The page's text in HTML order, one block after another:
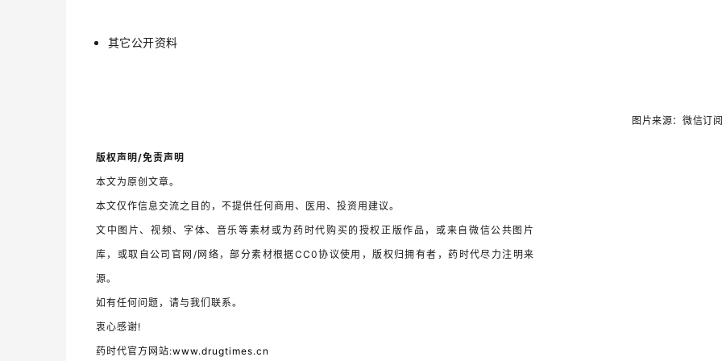
其它公开资料
图片来源：微信订
版权声明/免责声明
本文为原创文章。
本文仅作信息交流之目的，不提供任何商用、医用、投资用建议。
文中图片、视频、字体、音乐等素材或为药时代购买的授权正版作品，或来自微信公共图片
库，或取自公司官网/网络，部分素材根据CC0协议使用，版权归拥有者，药时代尽力注明来
源。
如有任何问题，请与我们联系。
衷心感谢!
药时代官方网站:www.drugtimes.cn